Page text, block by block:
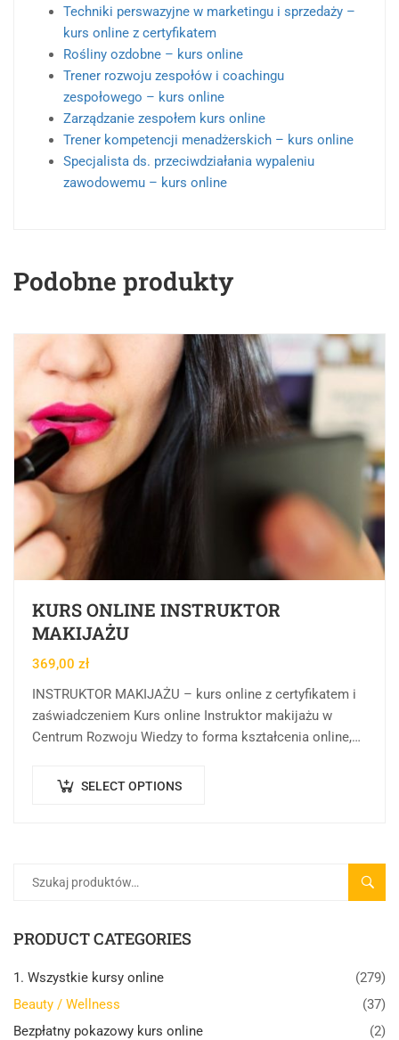
Techniki perswazyjne w marketingu i sprzedaży –
kurs online z certyfikatem
Rośliny ozdobne – kurs online
Trener rozwoju zespołów i coachingu
zespołowego – kurs online
Zarządzanie zespołem kurs online
Trener kompetencji menadżerskich – kurs online
Specjalista ds. przeciwdziałania wypaleniu
zawodowemu – kurs online
Podobne produkty
KURS ONLINE INSTRUKTOR
MAKIJAŻU
369,00 zł
INSTRUKTOR MAKIJAŻU – kurs online z certyfikatem i
zaświadczeniem Kurs online Instruktor makijażu w
Centrum Rozwoju Wiedzy to forma kształcenia online,
oraz…
SELECT OPTIONS
PRODUCT CATEGORIES
1. Wszystkie kursy online
(279)
Beauty / Wellness
(37)
Bezpłatny pokazowy kurs online
(2)